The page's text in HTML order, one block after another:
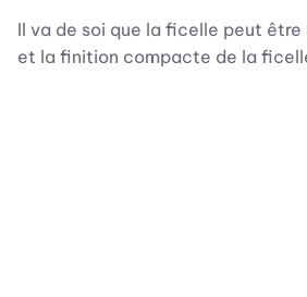
Il va de soi que la ficelle peut
et la finition compacte de la